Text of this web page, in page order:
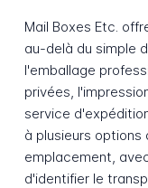
Mail Boxes Etc.
au-delà du simple
l'emballage
privées,
service
à plusieurs options
emplacement,
d'identifier le